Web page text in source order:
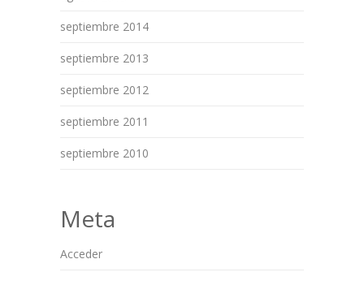
septiembre 2014
septiembre 2013
septiembre 2012
septiembre 2011
septiembre 2010
Meta
Acceder